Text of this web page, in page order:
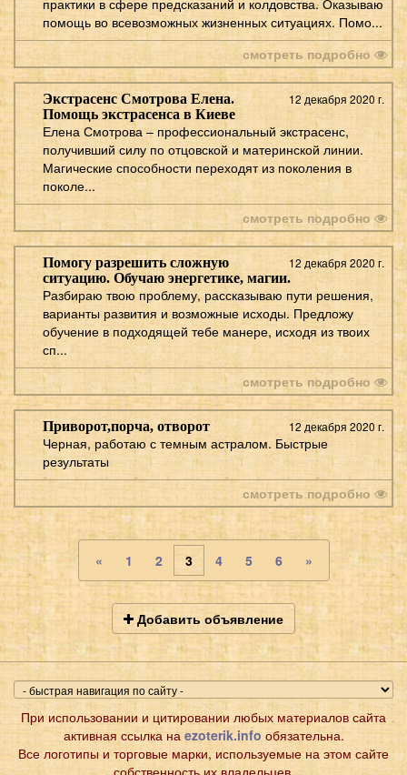
помощь во всевозможных жизненных ситуациях. Помо...
смотреть подробно
12 декабря 2020 г.
Экстрасенс Смотрова Елена.
Помощь экстрасенса в Киеве
Елена Смотрова – профессиональный экстрасенс,
получивший силу по отцовской и материнской линии.
Магические способности переходят из поколения в
поколе...
смотреть подробно
12 декабря 2020 г.
Помогу разрешить сложную
ситуацию. Обучаю энергетике, магии.
Разбираю твою проблему, рассказываю пути решения,
варианты развития и возможные исходы. Предложу
обучение в подходящей тебе манере, исходя из твоих
сп...
смотреть подробно
12 декабря 2020 г.
Приворот,порча, отворот
Черная, работаю с темным астралом. Быстрые
результаты
смотреть подробно
« 1 2 3 4 5 6 »
Добавить объявление
При использовании и цитировании любых материалов сайта
активная ссылка на ezoterik.info обязательна.
Все логотипы и торговые марки, используемые на этом сайте
собственность их владельцев.